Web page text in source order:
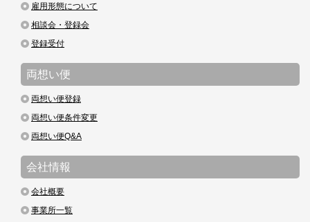
雇用形態について
相談会・登録会
登録受付
両想い便
両想い便登録
両想い便条件変更
両想い便Q&A
会社情報
会社概要
事業所一覧